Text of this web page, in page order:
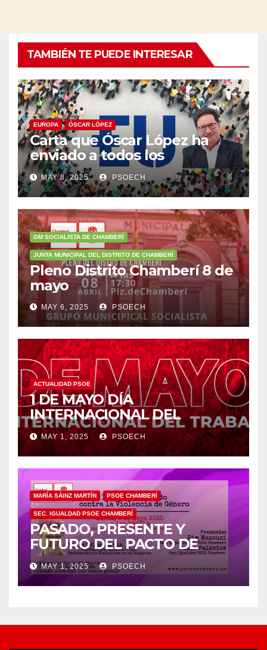
TAMBIÉN TE PUEDE INTERESAR
EUROPA ÓSCAR LÓPEZ
Carta que Óscar López ha
enviado a todos los
militantes animándoles a
participar en la
concentración del 11 de mayo
a las 12:00h.
MAY 8, 2025 PSOECH
GM SOCIALISTA DE CHAMBERÍ
JUNTA MUNICIPAL DEL DISTRITO DE CHAMBERÍ
Pleno Distrito Chamberí 8 de
mayo
MAY 6, 2025 PSOECH
ACTUALIDAD PSOE
1 DE MAYO DÍA
INTERNACIONAL DEL
TRABAJO/❤️
MAY 1, 2025 PSOECH
MARÍA SÁINZ MARTÍN PSOE CHAMBERÍ
SEC. IGUALDAD PSOE CHAMBERÍ
PASADO, PRESENTE Y
FUTURO DEL PACTO DE
ESTADO EN MATERIA DE
VIOLENCIA DE GÉNERO
MAY 1, 2025 PSOECH